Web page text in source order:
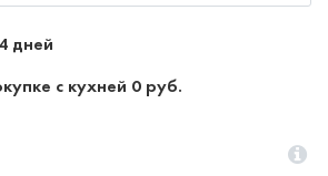
дней
с кухней 0 руб.